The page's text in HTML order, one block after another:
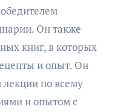
Он также
книг, в которых
и опыт. Он
по всему
и опытом с